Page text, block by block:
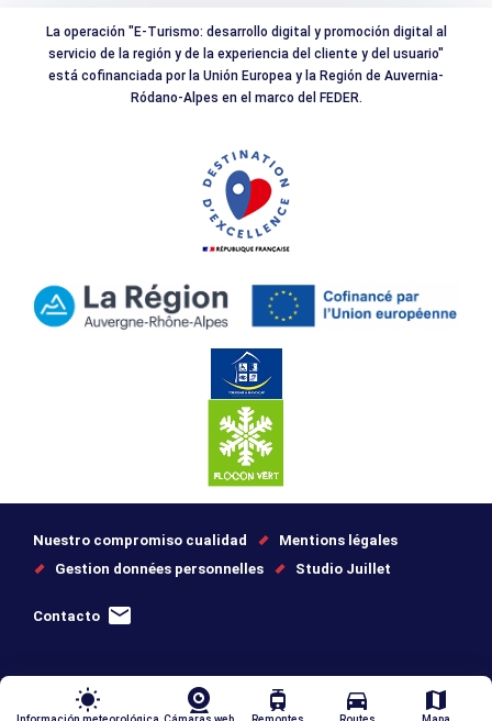
La operación "E-Turismo: desarrollo digital y promoción digital al
servicio de la región y de la experiencia del cliente y del usuario"
está cofinanciada por la Unión Europea y la Región de Auvernia-
Ródano-Alpes en el marco del FEDER.
Nuestro compromiso cualidad
Mentions légales
Gestion données personnelles
Studio Juillet
Contacto
wb_sunny tram directions_car map